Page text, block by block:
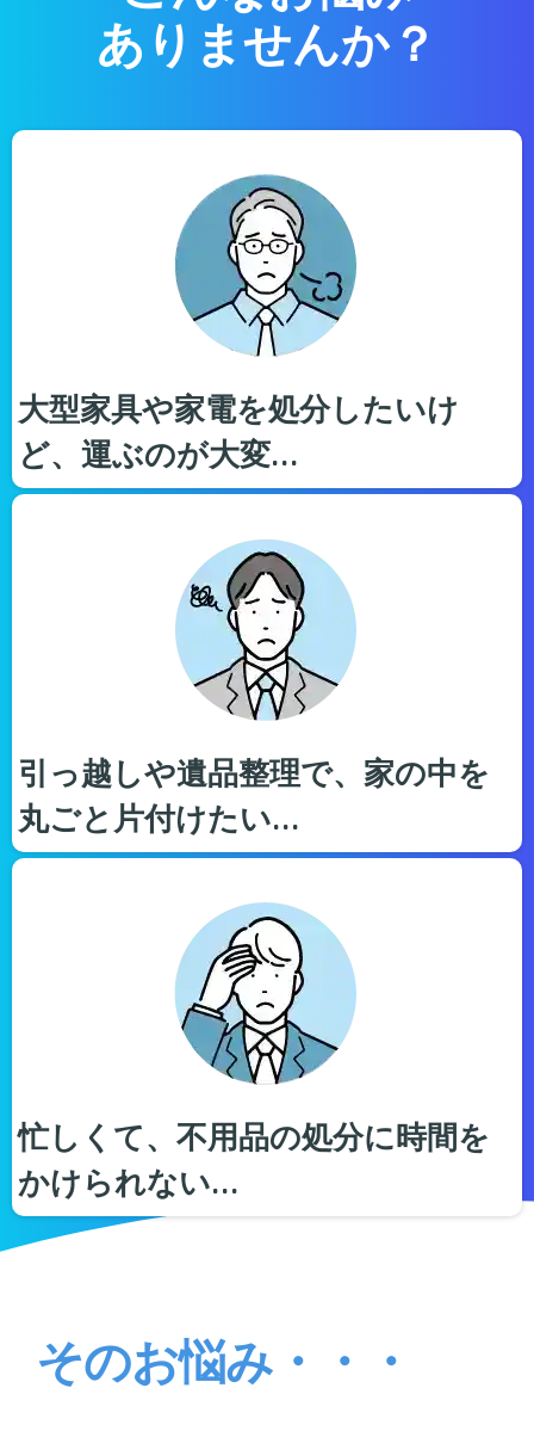
ありませんか？
大型家具や家電を処分したいけ
ど、運ぶのが大変…
引っ越しや遺品整理で、家の中を
丸ごと片付けたい…
忙しくて、不用品の処分に時間を
かけられない…
そのお悩み・・・